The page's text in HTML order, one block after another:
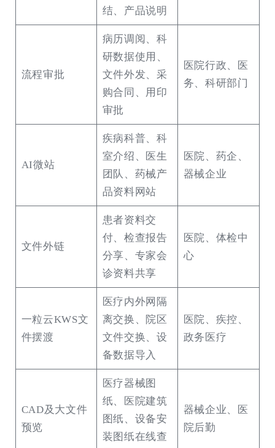
结、产品说明
流程审批
病历调阅、科
研数据使用、
文件外发、采
购合同、用印
审批
医院行政、医
务、科研部门
AI微站
疾病科普、科
室介绍、医生
团队、药械产
品资料网站
医院、药企、
器械企业
文件外链
患者资料交
付、检查报告
分享、专家会
诊资料共享
医院、体检中
心
一粒云KWS文
件摆渡
医疗内外网隔
离交换、院区
文件交换、设
备数据导入
医院、疾控、
政务医疗
CAD及大文件
预览
医疗器械图
纸、医院建筑
图纸、设备安
装图纸在线查
器械企业、医
院后勤